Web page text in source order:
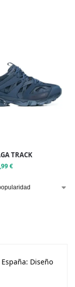
TRACK
€
Diseño